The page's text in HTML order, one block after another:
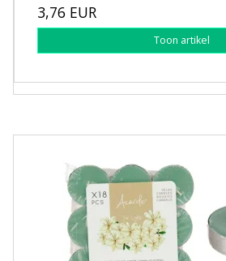
3,76 EUR
Toon artikel